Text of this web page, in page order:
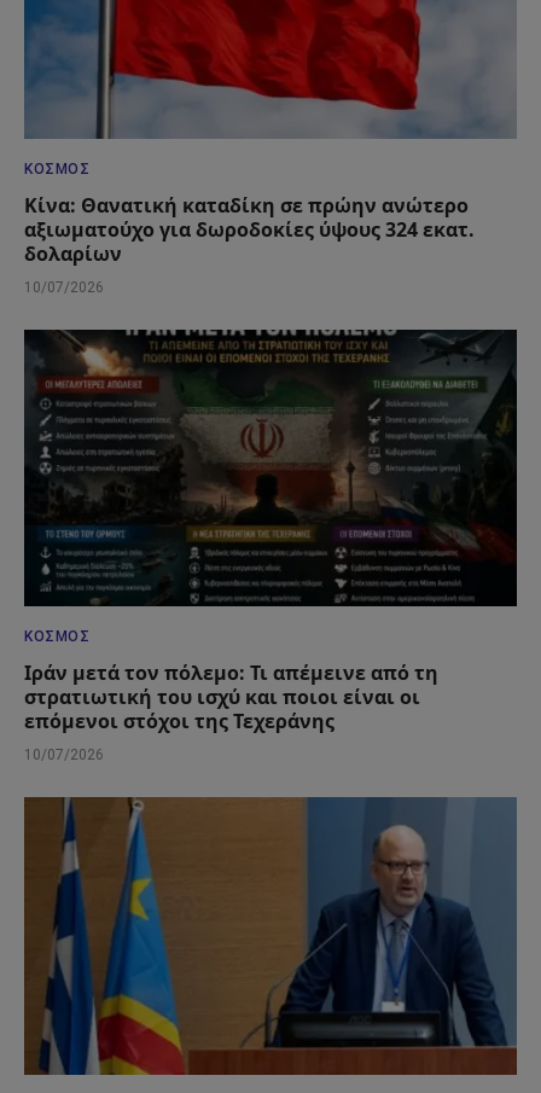
ΚΌΣΜΟΣ
Κίνα: Θανατική καταδίκη σε πρώην ανώτερο
αξιωματούχο για δωροδοκίες ύψους 324 εκατ.
δολαρίων
10/07/2026
ΚΌΣΜΟΣ
Ιράν μετά τον πόλεμο: Τι απέμεινε από τη
στρατιωτική του ισχύ και ποιοι είναι οι
επόμενοι στόχοι της Τεχεράνης
10/07/2026